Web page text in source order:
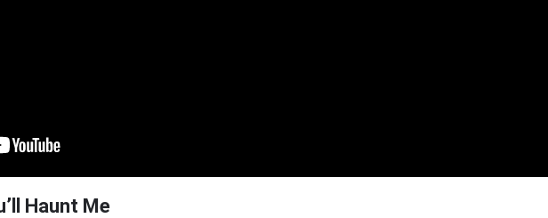
Haunt Me